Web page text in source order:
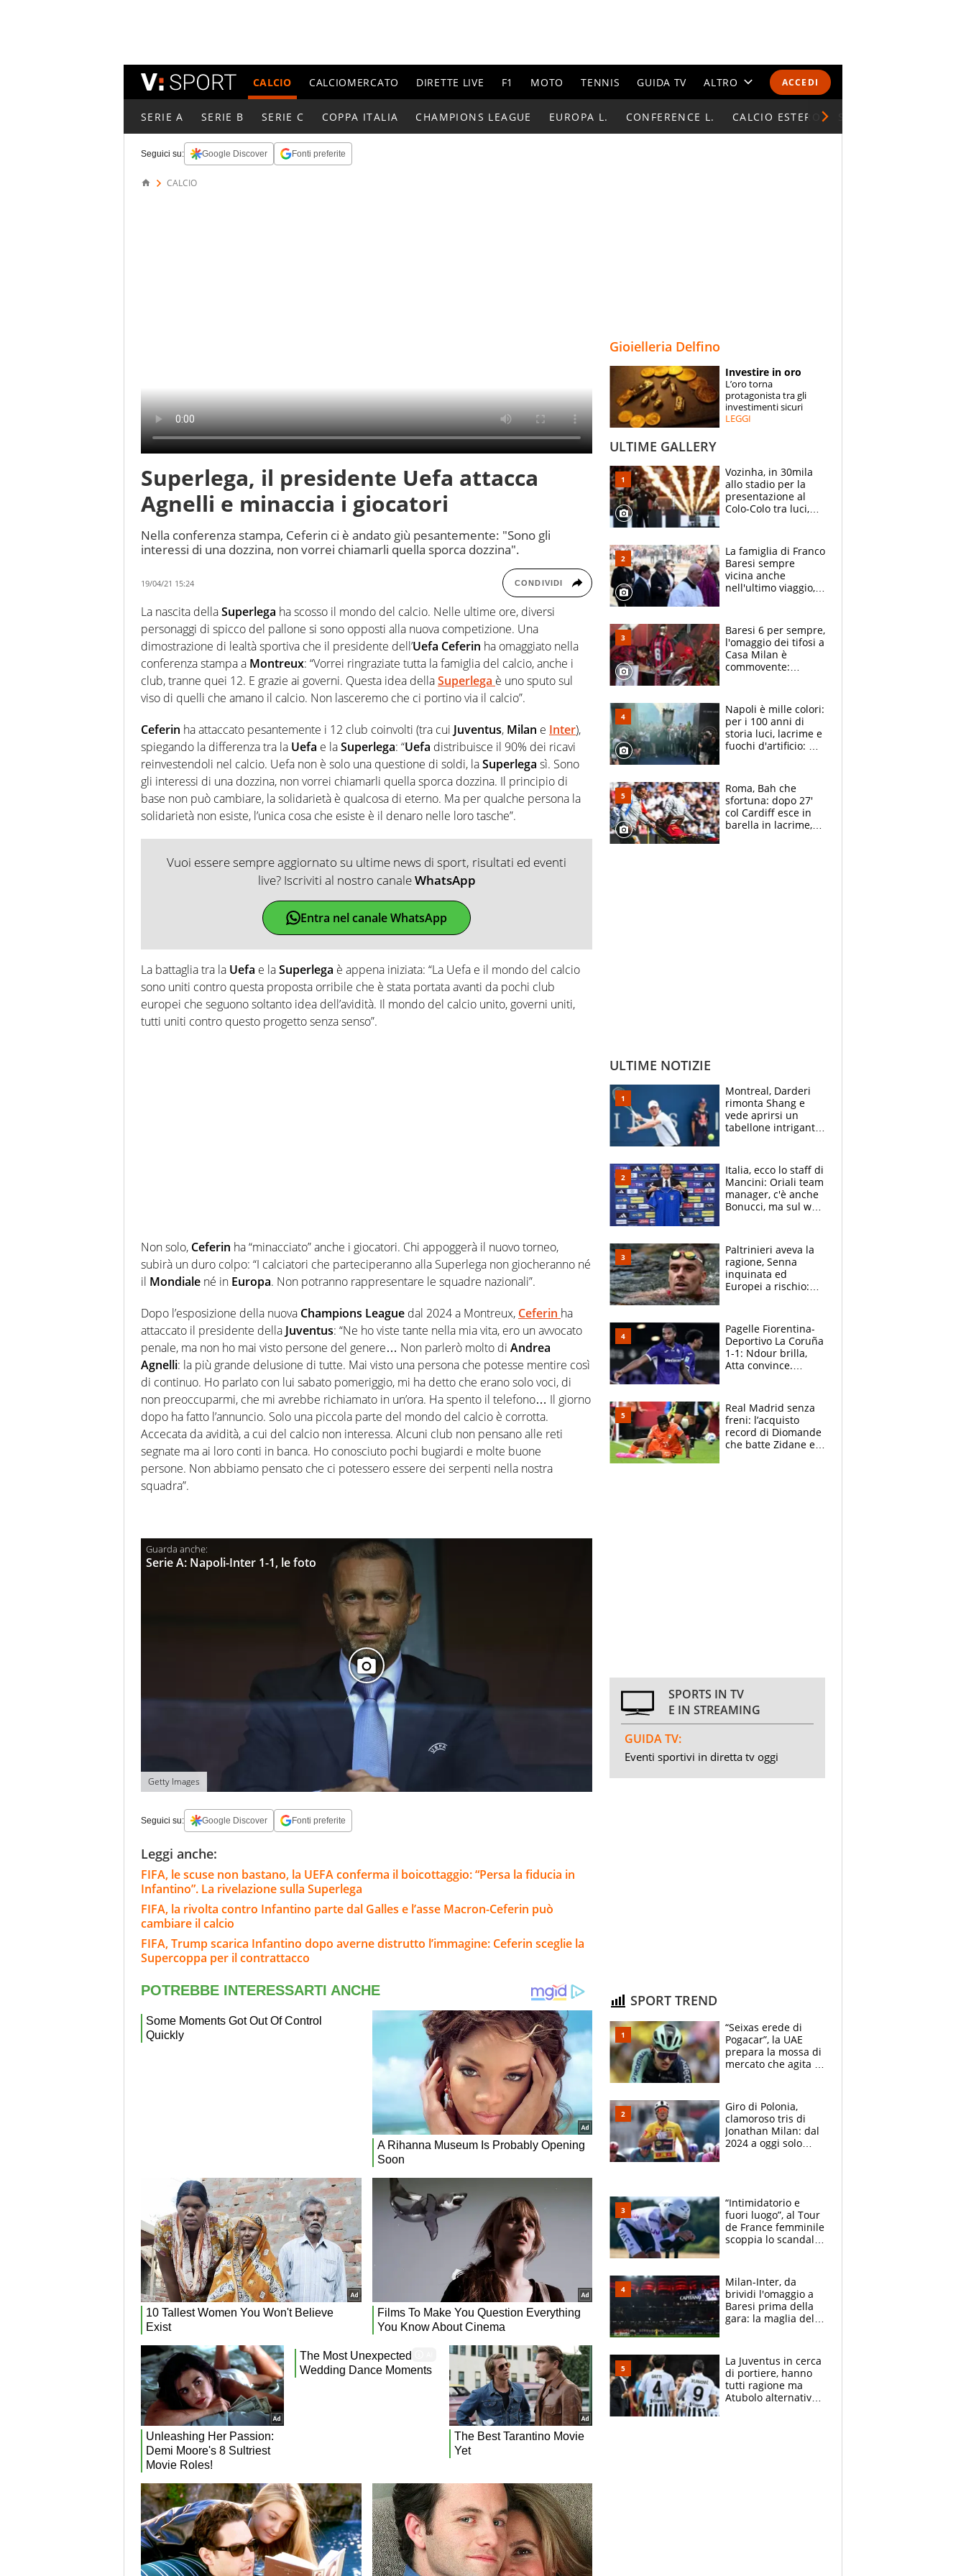
ACCEDI
CALCIO CALCIOMERCATO DIRETTE LIVE F1 MOTO TENNIS GUIDA TV ALTRO
CALENDARI E CLASSIFICHE
ESPERTI
CONTATTI
SERIE A SERIE B SERIE C COPPA ITALIA CHAMPIONS LEAGUE EUROPA L. CONFERENCE L. CALCIO ESTERO
Seguici su: Google Discover Fonti preferite
CALCIO
Superlega, il presidente Uefa attacca
Agnelli e minaccia i giocatori
Nella conferenza stampa, Ceferin ci è andato giù pesantemente: "Sono gli
interessi di una dozzina, non vorrei chiamarli quella sporca dozzina".
19/04/21 15:24 CONDIVIDI
La nascita dellaSuperlega ha scosso il mondo del calcio. Nelle ultime ore, diversi
personaggi di spicco del pallone si sono opposti alla nuova competizione. Una
dimostrazione di lealtà sportiva che il presidente dell’Uefa Ceferin ha omaggiato nella
conferenza stampa a Montreux: “Vorrei ringraziate tutta la famiglia del calcio, anche i
club, tranne quei 12. E grazie ai governi. Questa idea dellaSuperlega è uno sputo sul
viso di quelli che amano il calcio. Non lasceremo che ci portino via il calcio”.
Ceferin ha attaccato pesantemente i 12 club coinvolti (tra cui Juventus, Milan e Inter),
spiegando la differenza tra la Uefa e laSuperlega: “Uefa distribuisce il 90% dei ricavi
reinvestendoli nel calcio. Uefa non è solo una questione di soldi, laSuperlega sì. Sono
gli interessi di una dozzina, non vorrei chiamarli quella sporca dozzina. Il principio di
base non può cambiare, la solidarietà è qualcosa di eterno. Ma per qualche persona la
solidarietà non esiste, l’unica cosa che esiste è il denaro nelle loro tasche”.
Vuoi essere sempre aggiornato su ultime news di sport, risultati ed eventi
live? Iscriviti al nostro canaleWhatsApp
Entra nel canale WhatsApp
La battaglia tra la Uefa e laSuperlega è appena iniziata: “La Uefa e il mondo del calcio
sono uniti contro questa proposta orribile che è stata portata avanti da pochi club
europei che seguono soltanto idea dell’avidità. Il mondo del calcio unito, governi uniti,
tutti uniti contro questo progetto senza senso”.
Non solo, Ceferin ha “minacciato” anche i giocatori. Chi appoggerà il nuovo torneo,
subirà un duro colpo: “I calciatori che parteciperanno alla Superlega non giocheranno né
il Mondiale né in Europa. Non potranno rappresentare le squadre nazionali”.
Dopo l’esposizione della nuova Champions League dal 2024 a Montreux, Ceferin ha
attaccato il presidente della Juventus: “Ne ho viste tante nella mia vita, ero un avvocato
penale, ma non ho mai visto persone del genere… Non parlerò molto di Andrea
Agnelli: la più grande delusione di tutte. Mai visto una persona che potesse mentire così
di continuo. Ho parlato con lui sabato pomeriggio, mi ha detto che erano solo voci, di
non preoccuparmi, che mi avrebbe richiamato in un’ora. Ha spento il telefono… Il giorno
dopo ha fatto l’annuncio. Solo una piccola parte del mondo del calcio è corrotta.
Accecata da avidità, a cui del calcio non interessa. Alcuni club non pensano alle reti
segnate ma ai loro conti in banca. Ho conosciuto pochi bugiardi e molte buone
persone. Non abbiamo pensato che ci potessero essere dei serpenti nella nostra
squadra”.
Serie A: Napoli-Inter 1-1, le foto
Getty Images
Seguici su: Google Discover Fonti preferite
Leggi anche:
FIFA, le scuse non bastano, la UEFA conferma il boicottaggio: “Persa la fiducia in
Infantino”. La rivelazione sulla Superlega
FIFA, la rivolta contro Infantino parte dal Galles e l’asse Macron-Ceferin può
cambiare il calcio
FIFA, Trump scarica Infantino dopo averne distrutto l’immagine: Ceferin sceglie la
Supercoppa per il contrattacco
Gioielleria Delfino
Investire in oro
L’oro torna
protagonista tra gli
investimenti sicuri
LEGGI
ULTIME GALLERY
Vozinha, in 30mila
allo stadio per la
presentazione al
Colo-Colo tra luci,
La famiglia di Franco
Baresi sempre
vicina anche
nell'ultimo viaggio,
circondati
dall'affetto dei tifosi
Baresi 6 per sempre,
l'omaggio dei tifosi a
Casa Milan è
commovente:
bigliettini
Napoli è mille colori:
per i 100 anni di
storia luci, lacrime e
fuochi d'artificio: De
Roma, Bah che
sfortuna: dopo 27'
col Cardiff esce in
barella in lacrime,
ULTIME NOTIZIE
Montreal, Darderi
rimonta Shang e
vede aprirsi un
tabellone intrigante:
felice del mio livello"
Italia, ecco lo staff di
Mancini: Oriali team
manager, c'è anche
Bonucci, ma sul web
Paltrinieri aveva la
ragione, Senna
inquinata ed
Europei a rischio:
adesso
Pagelle Fiorentina-
Deportivo La Coruña
1-1: Ndour brilla,
Atta convince.
Real Madrid senza
freni: l’acquisto
record di Diomande
che batte Zidane e
SPORTS IN TV
E IN STREAMING
GUIDA TV:
Eventi sportivi in diretta tv oggi
SPORT TREND
“Seixas erede di
Pogacar”, la UAE
prepara la mossa di
mercato che agita la
a Burgos
Giro di Polonia,
clamoroso tris di
Jonathan Milan: dal
2024 a oggi solo
“Intimidatorio e
fuori luogo”, al Tour
de France femminile
scoppia lo scandalo:
atlete
Milan-Inter, da
brividi l'omaggio a
Baresi prima della
gara: la maglia del
La Juventus in cerca
di portiere, hanno
tutti ragione ma
Atubolo alternativa